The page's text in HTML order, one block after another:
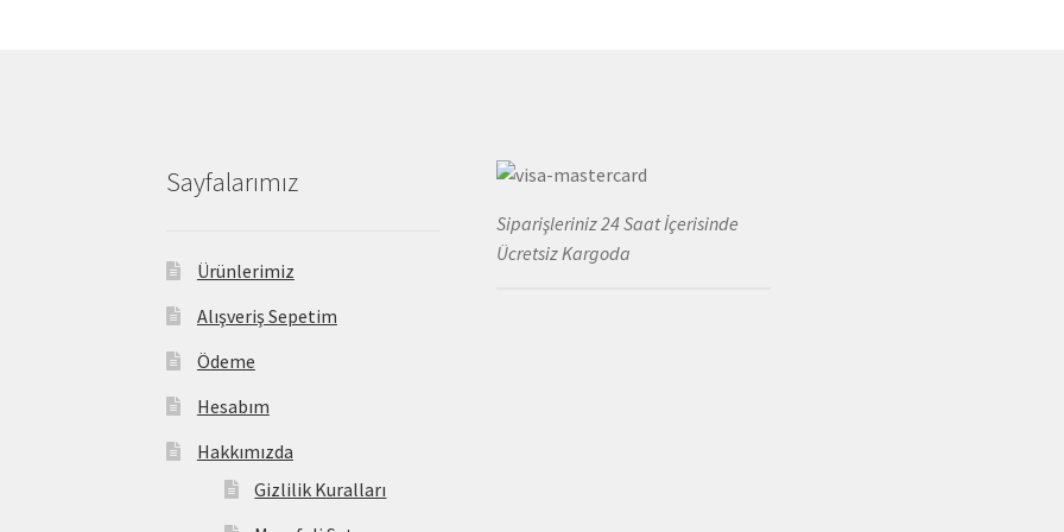
Sayfalarımız
Ürünlerimiz
Alışveriş Sepetim
Ödeme
Hesabım
Hakkımızda
Gizlilik Kuralları
Siparişleriniz 24 Saat İçerisinde
Ücretsiz Kargoda